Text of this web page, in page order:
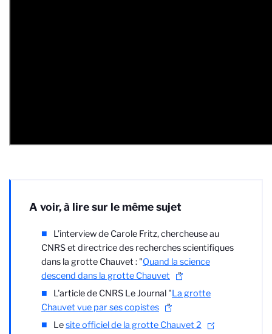
A voir, à lire sur le même sujet
L’interview de Carole Fritz, chercheuse au
CNRS et directrice des recherches scientifiques
dans la grotte Chauvet : "Quand la science
descend dans la grotte Chauvet
"
L'article de CNRS Le Journal "La grotte
Chauvet vue par ses copistes
"
Lesite officiel de la grotte Chauvet 2